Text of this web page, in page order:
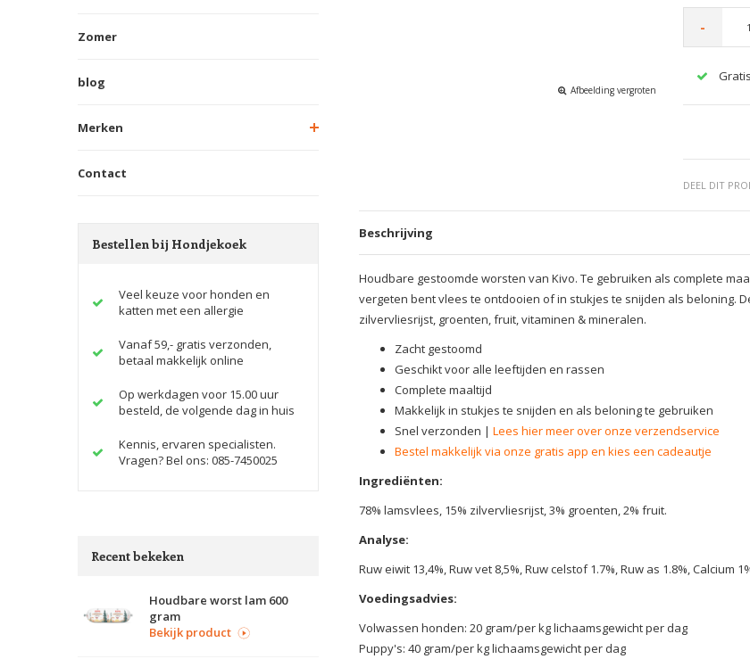
Zomer
blog
Merken
Contact
Bestellen bij Hondjekoek
Veel keuze voor honden en
katten met een allergie
Vanaf 59,- gratis verzonden,
betaal makkelijk online
Op werkdagen voor 15.00 uur
besteld, de volgende dag in huis
Kennis, ervaren specialisten.
Vragen? Bel ons: 085-7450025
Recent bekeken
Houdbare worst lam 600
gram
Bekijk product
Afbeelding vergroten
-
DEEL DIT
Beschrijving
Houdbare gestoomde worsten van Kivo. Te gebruiken als complete
vergeten bent vlees te ontdooien of in stukjes te snijden als beloning.
zilvervliesrijst, groenten, fruit, vitaminen & mineralen.
Zacht gestoomd
Geschikt voor alle leeftijden en rassen
Complete maaltijd
Makkelijk in stukjes te snijden en als beloning te gebruiken
Snel verzonden | Lees hier meer over onze verzendservice
Bestel makkelijk via onze gratis app en kies een cadeautje
Ingrediënten:
78% lamsvlees, 15% zilvervliesrijst, 3% groenten, 2% fruit.
Analyse:
Ruw eiwit 13,4%, Ruw vet 8,5%, Ruw celstof 1.7%, Ruw as 1.8%, Calcium
Voedingsadvies:
Volwassen honden: 20 gram/per kg lichaamsgewicht per dag
Puppy's: 40 gram/per kg lichaamsgewicht per dag